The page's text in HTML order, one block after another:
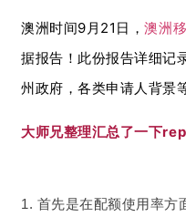
澳洲时间9月21日，澳洲
据报告！ 此份报告详细记
州政府，各类申请人背景
大师兄整理汇总了一下
1. 首先是在配额使用率方